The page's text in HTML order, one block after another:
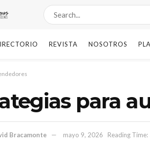
REVISTA NOSOTROS
para
Bracamonte mayo 9, 2026 Reading